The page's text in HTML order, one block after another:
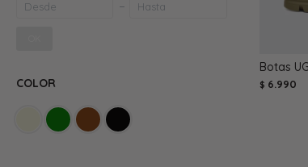
Botas
$ 6.990
COLOR